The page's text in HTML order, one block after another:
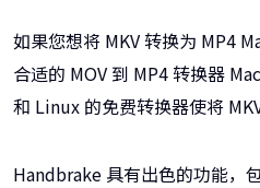
如果您想将 MKV 转换为 MP4
合适的 MOV 到 MP4 转换器
和 Linux 的免费转换器使将
Handbrake 具有出色的功能，